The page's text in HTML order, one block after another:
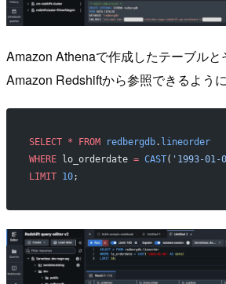
Amazon Athenaで作成したテーブルと
Amazon Redshiftから参照できるように
SELECT * FROM redbergdb. lineorder
WHERE lo_orderdate = CAST( '1993-01-
LIMIT 10;